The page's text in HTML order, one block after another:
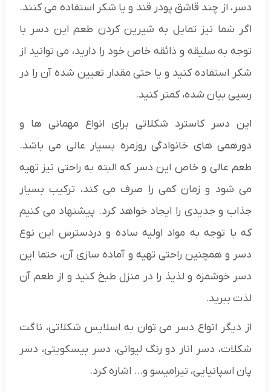
دسر، از چند قاشق پودر قند و یا شکر استفاده می ‌کنند.
اگر شما نیز تمایل به شیرین کردن طعم این دسر با
توجه به سلیقه و ذائقه خاص خود را دارید، می توانید از
شکر استفاده کنید و یا حتی مقدار تعیین شده آن را در
رسپی بیان شده، کمتر کنید.
این دسر کاسترد شکلاتی برای انواع مهمانی‌ ها و
دورهمی های خانوادگی روزمره بسیار عالی می باشد.
طعم عالی و خاص این دسر که البته به راحتی نیز تهیه
می‌ شود و زمان کمی را صرف می ‌کند، ترکیب بسیار
جذاب و جدیدی را ایجاد خواهد کرد. پیشنهاد می کنیم
که با توجه به مواد اولیه ساده و دردسترس این نوع
دسر و همچنین راحتی تهیه و آماده سازی آن، حتما این
دسر خوشمزه و لذیذ را در منزل طبخ کنید و از طعم آن
لذت ببرید.
از دیگر انواع دسر می‌ توان به اسلایس شکلاتی، ناگت
شکلات، دسر انار دو رنگ لیوانی، دسر بیسکویتی، دسر
پان اسپانیایی، تیرامیسو و… اشاره کرد.